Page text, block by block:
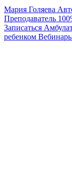
Мария Голяева
Преподаватель
Записаться
ребенком